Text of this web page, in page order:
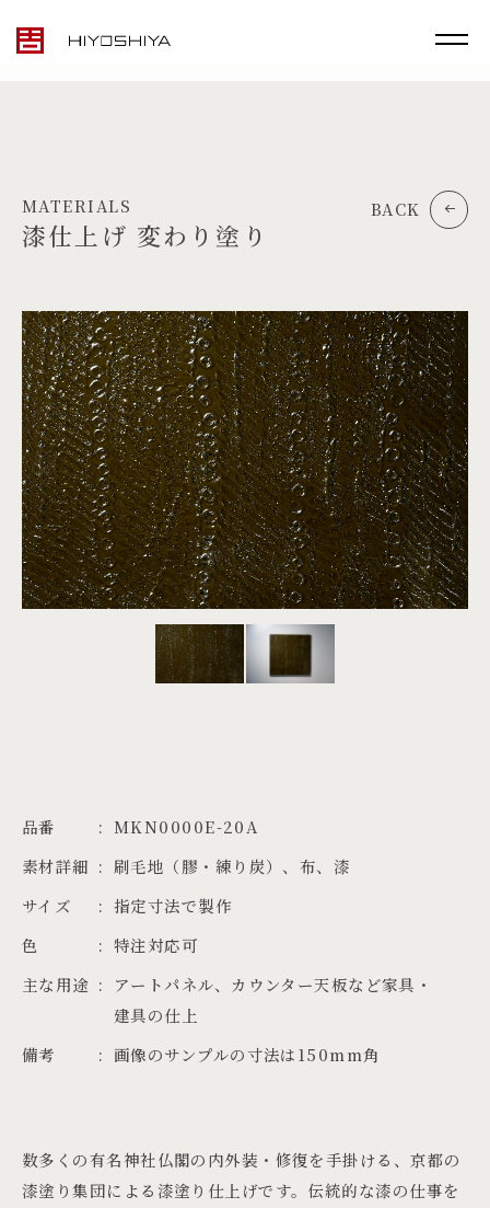
TOP
MATERIALS
PRODUCTS
ARTWORK
PROJECTS
ZH
MATERIALS
漆仕上げ 変わり塗り
BACK
品番
MKN0000E-20A
素材詳細
刷毛地（膠・練り炭）、布、漆
サイズ
指定寸法で製作
色
特注対応可
主な用途
アートパネル、カウンター天板など家具・
建具の仕上
備考
画像のサンプルの寸法は150mm角
数多くの有名神社仏閣の内外装・修復を手掛ける、京都の
漆塗り集団による漆塗り仕上げです。伝統的な漆の仕事を